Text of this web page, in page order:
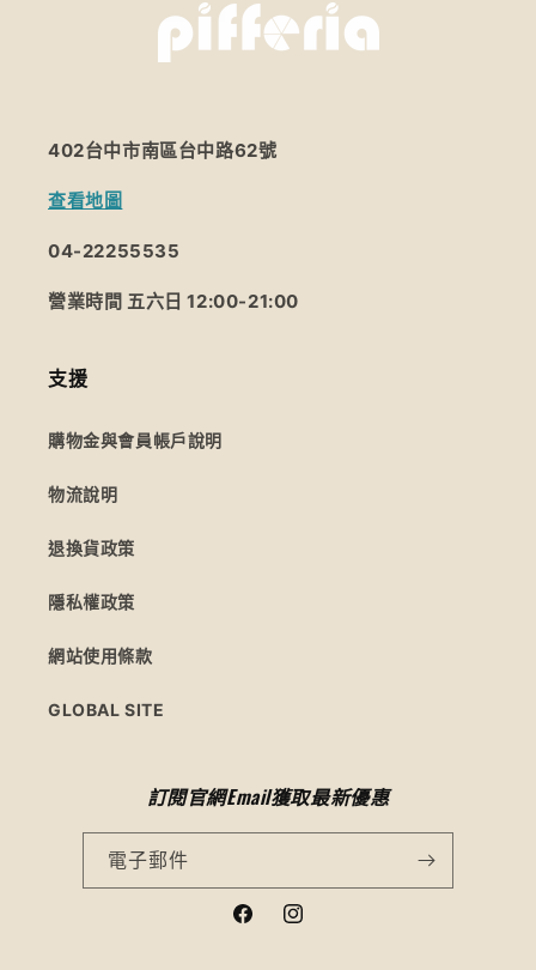
402台中市南區台中路62號
查看地圖
04-22255535
營業時間 五六日 12:00-21:00
支援
購物金與會員帳戶說明
物流說明
退換貨政策
隱私權政策
網站使用條款
GLOBAL SITE
訂閱官網Email獲取最新優惠
電子郵件
FacebookInstagram